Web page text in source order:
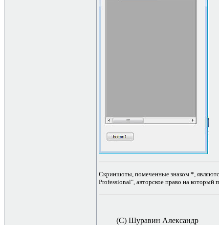
Скриншоты, помеченные знаком *,
Professional", авторское право на
(С) Шуравин Александр